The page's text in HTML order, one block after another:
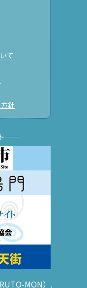
て
針
──
MON）.